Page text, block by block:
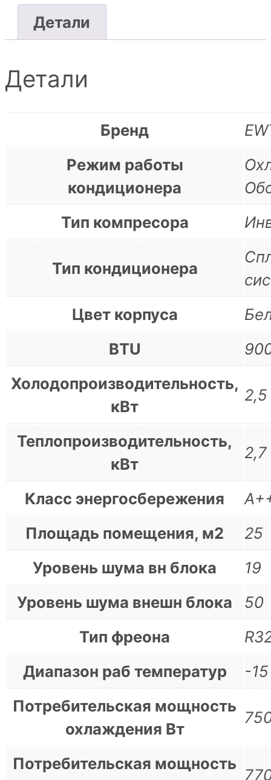
Детали
Детали
Бренд
Режим работы
кондиционера
Тип компресора
Тип кондиционера
Цвет корпуса
BTU
Холодопроизводительность,
кВт
2,5
Теплопроизводительность,
кВт
2,7
Класс энергосбережения
Площадь помещения, м2
25
Уровень шума вн блока
19
Уровень шума внешн блока
50
Тип фреона
Диапазон раб температур
-
Потребительская мощность
охлаждения Вт
Потребительская мощность